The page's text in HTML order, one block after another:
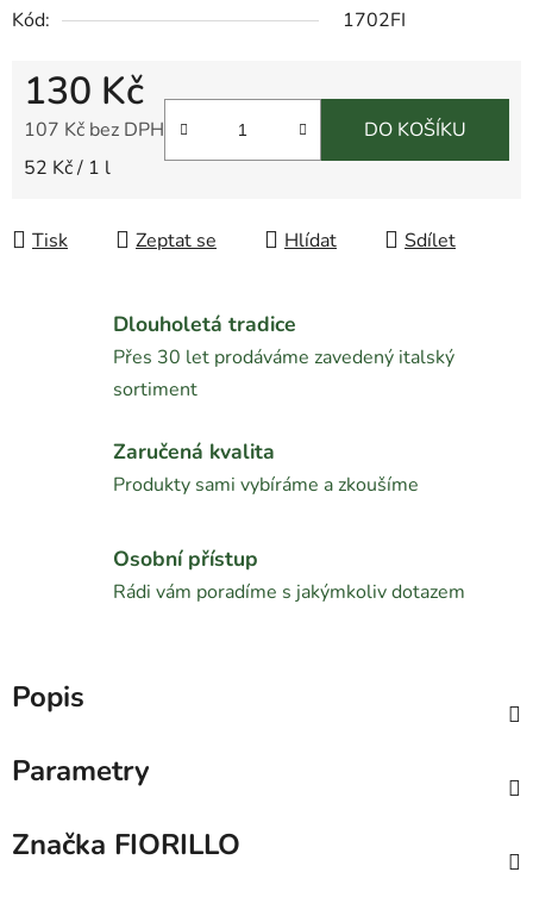
Kód:
1702FI
130 Kč
107 Kč bez DPH
Měrná cena:
52 Kč / 1 l
DO KOŠÍKU
Tisk Zeptat se Hlídat Sdílet
Dlouholetá tradice
Přes 30 let prodáváme zavedený italský
sortiment
Zaručená kvalita
Produkty sami vybíráme a zkoušíme
Osobní přístup
Rádi vám poradíme s jakýmkoliv dotazem
Popis
Parametry
Značka FIORILLO